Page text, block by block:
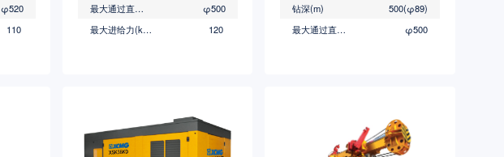
φ520
110
最大通过直径(mm)
φ500
最大进给力(kN)
120
钻深(m)
500(φ89)
最大通过直径(mm)
φ500